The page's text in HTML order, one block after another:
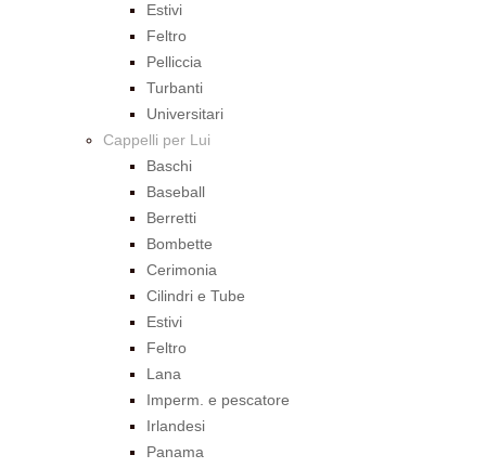
Estivi
Feltro
Pelliccia
Turbanti
Universitari
Cappelli per Lui
Baschi
Baseball
Berretti
Bombette
Cerimonia
Cilindri e Tube
Estivi
Feltro
Lana
Imperm. e pescatore
Irlandesi
Panama